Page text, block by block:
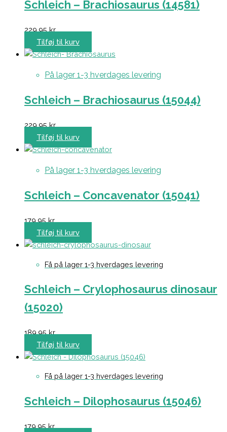
Schleich – Brachiosaurus (14581)
229,95kr.
Tilføj til kurv
På lager 1-3 hverdages levering
Schleich – Brachiosaurus (15044)
229,95kr.
Tilføj til kurv
På lager 1-3 hverdages levering
Schleich – Concavenator (15041)
179,95kr.
Tilføj til kurv
Få på lager 1-3 hverdages levering
Schleich – Crylophosaurus dinosaur
(15020)
189,95kr.
Tilføj til kurv
Få på lager 1-3 hverdages levering
Schleich – Dilophosaurus (15046)
179,95kr.